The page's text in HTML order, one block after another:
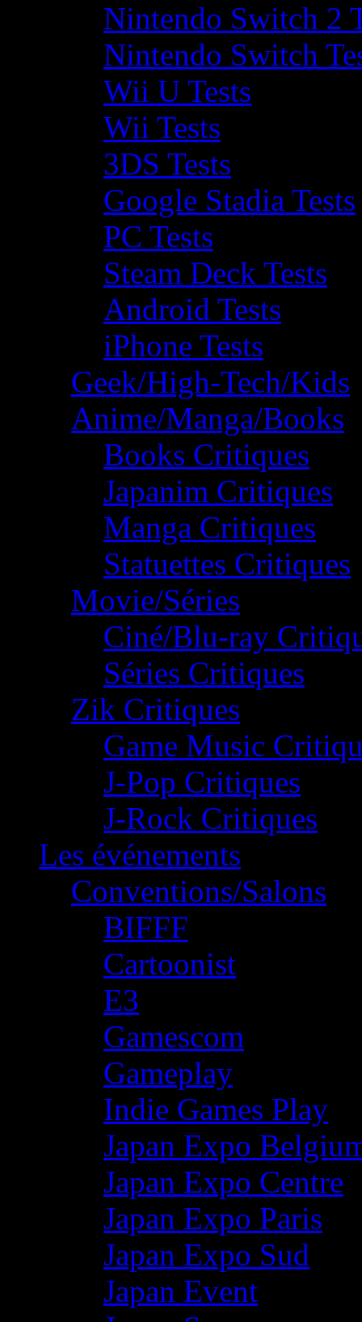
Nintendo Switch 2
Nintendo Switch
Wii U Tests
Wii Tests
3DS Tests
Google Stadia Tests
PC Tests
Steam Deck Tests
Android Tests
iPhone Tests
Geek/High-Tech/Kids
Anime/Manga/Books
Books Critiques
Japanim Critiques
Manga Critiques
Statuettes Critiques
Movie/Séries
Ciné/Blu-ray
Séries Critiques
Zik Critiques
Game Music
J-Pop Critiques
J-Rock Critiques
Les événements
Conventions/Salons
BIFFF
Cartoonist
E3
Gamescom
Gameplay
Indie Games Play
Japan Expo
Japan Expo Centre
Japan Expo Paris
Japan Expo Sud
Japan Event